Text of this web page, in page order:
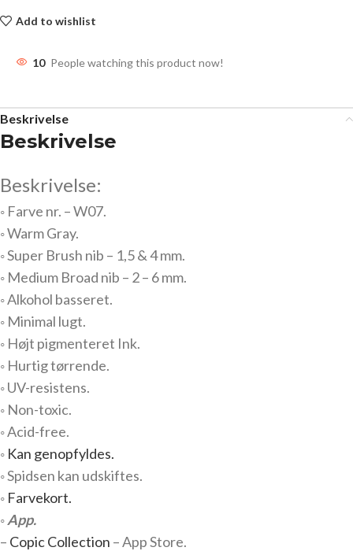
Add to wishlist
10 People watching this product now!
Beskrivelse
Beskrivelse
Beskrivelse:
◦ Farve nr. – W07.
◦ Warm Gray.
◦ Super Brush nib – 1,5 & 4 mm.
◦ Medium Broad nib – 2 – 6 mm.
◦ Alkohol basseret.
◦ Minimal lugt.
◦ Højt pigmenteret Ink.
◦ Hurtig tørrende.
◦ UV-resistens.
◦ Non-toxic.
◦ Acid-free.
◦ Kan genopfyldes.
◦ Spidsen kan udskiftes.
◦ Farvekort.
◦App.
– Copic Collection – App Store.